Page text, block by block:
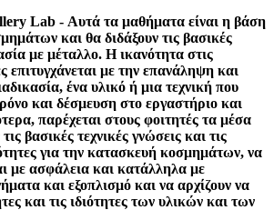
Lab - Αυτά τα μαθήματα είναι η βάση
και θα διδάξουν τις βασικές
με μέταλλο. Η ικανότητα στις
επιτυγχάνεται με την επανάληψη και
ένα υλικό ή μια τεχνική που
και δέσμευση στο εργαστήριο και
παρέχεται στους φοιτητές τα μέσα
βασικές τεχνικές γνώσεις και τις
για την κατασκευή κοσμημάτων, να
με ασφάλεια και κατάλληλα με
και εξοπλισμό και να αρχίζουν να
και τις ιδιότητες των υλικών και των